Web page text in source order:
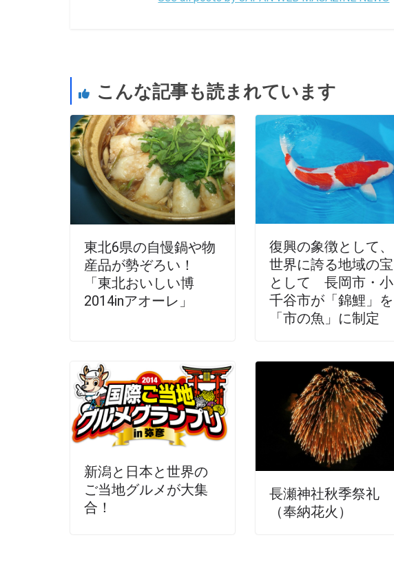
こんな記事も読まれています
東北6県の自慢鍋や物
産品が勢ぞろい！
「東北おいしい博
2014inアオーレ」
復興の象徴として、
世界に誇る地域の宝
として 長岡市・小
千谷市が「錦鯉」を
「市の魚」に制定
新潟と日本と世界の
ご当地グルメが大集
合！
長瀬神社秋季祭礼
（奉納花火）